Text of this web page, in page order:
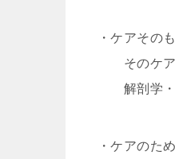
・ケアその
そのケア
解剖学・
・ケアのた